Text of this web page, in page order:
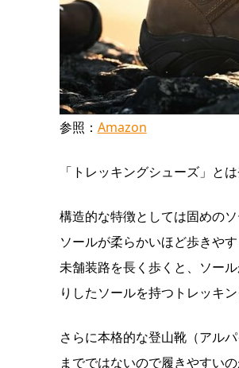
参照： Amazon
「トレッキングシューズ」と
構造的な特徴としては固めの
ソールが柔らかいほど歩きや
未舗装路を長く歩くと、ソー
りしたソールを持つトレッキ
さらに本格的な登山靴（アル
までではないので履きやすいの